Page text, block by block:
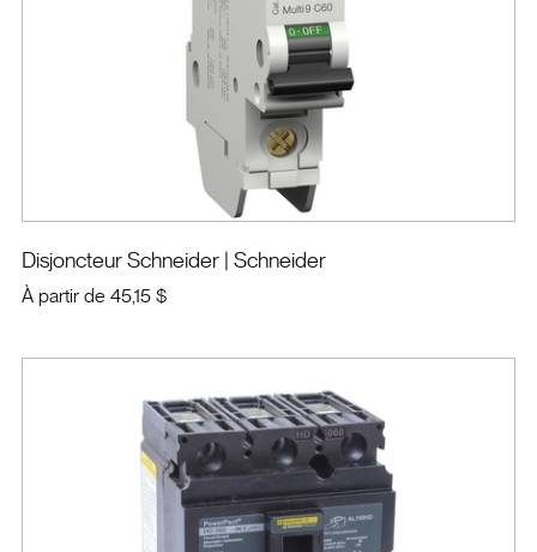
Disjoncteur Schneider | Schneider
À partir de 45,15 $